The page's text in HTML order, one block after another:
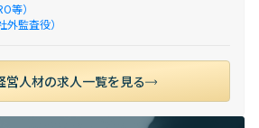
等）
監査役）
営人材の求人一覧を見る